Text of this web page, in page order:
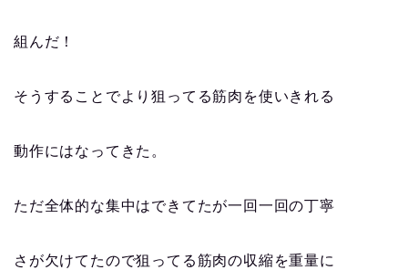
組んだ！
そうすることでより狙ってる筋肉を使いきれる
動作にはなってきた。
ただ全体的な集中はできてたが一回一回の丁寧
さが欠けてたので狙ってる筋肉の収縮を重量に